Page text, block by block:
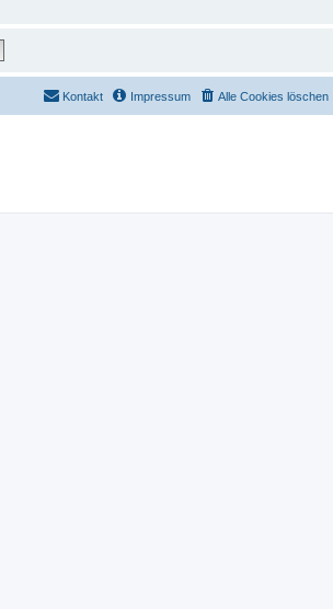
Alle Cookies löschen
Impressum
Kontakt